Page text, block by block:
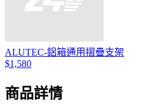
ALUTEC-鋁箱通用摺疊支架
$1,580
商品詳情